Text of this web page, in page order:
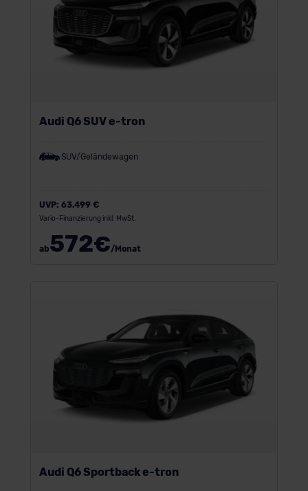
Audi Q6 SUV e-tron
SUV/Geländewagen
UVP: 63.499 €
Vario-Finanzierung inkl. MwSt.
ab572€/Monat
Audi Q6 Sportback e-tron